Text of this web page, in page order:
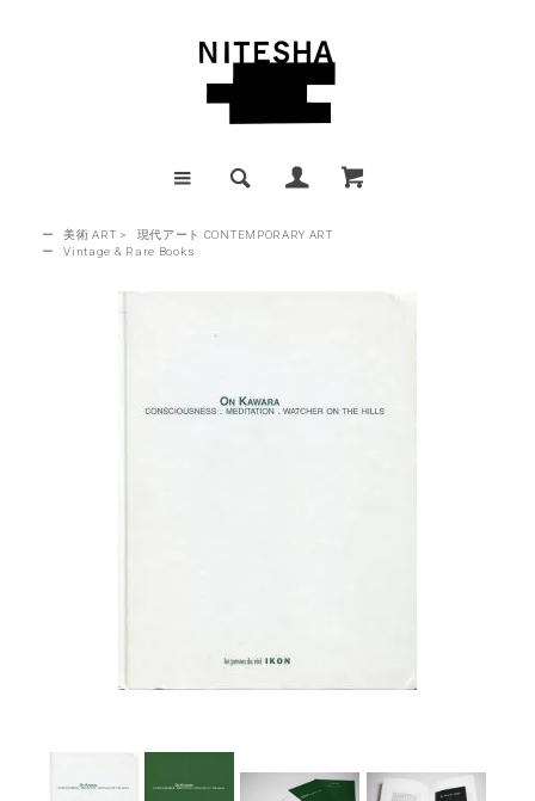
ー 美術 ART >
現代アート CONTEMPORARY ART
ー
Vintage & Rare Books